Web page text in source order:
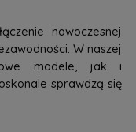
nowoczesnej
W naszej
modele, jak i
sprawdzą się